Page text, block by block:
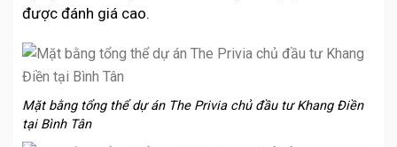
được đánh giá cao.
Mặt bằng tổng thể dự án The Privia chủ đầu tư Khang Điền
tại Bình Tân